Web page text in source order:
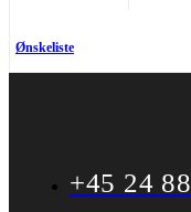
Ønskeliste
+45 24